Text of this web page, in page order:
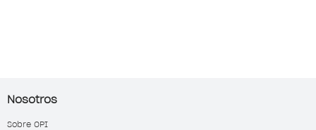
Nosotros
Sobre OPI